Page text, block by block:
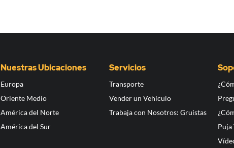
Nuestras Ubicaciones
Europa
Oriente Medio
América del Norte
América del Sur
Servicios
Transporte
Vender un Vehículo
Trabaja con Nosotros: Gruistas
Puja